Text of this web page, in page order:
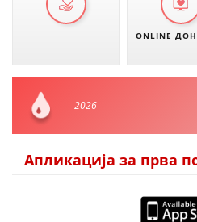
ONLINE
2026
Апликација за прва